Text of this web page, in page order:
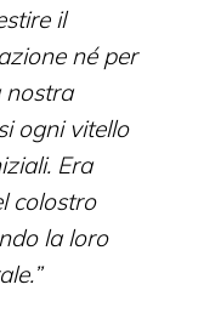
il
né per
nostra
ogni vitello
Era
colostro
la loro